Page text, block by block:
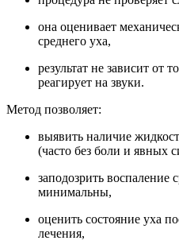
она оценивает
среднего уха,
результат не зависит от
реагирует на звуки.
Метод позволяет:
выявить наличие
(часто без боли и явных
заподозрить воспаление
минимальны,
оценить состояние уха
лечения,